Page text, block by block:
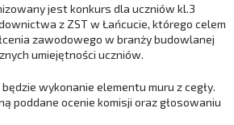
jest konkurs dla uczniów kl.3
z ZST w Łańcucie, którego celem
zawodowego w branży budowlanej
umiejętności uczniów.
wykonanie elementu muru z cegły.
poddane ocenie komisji oraz głosowaniu